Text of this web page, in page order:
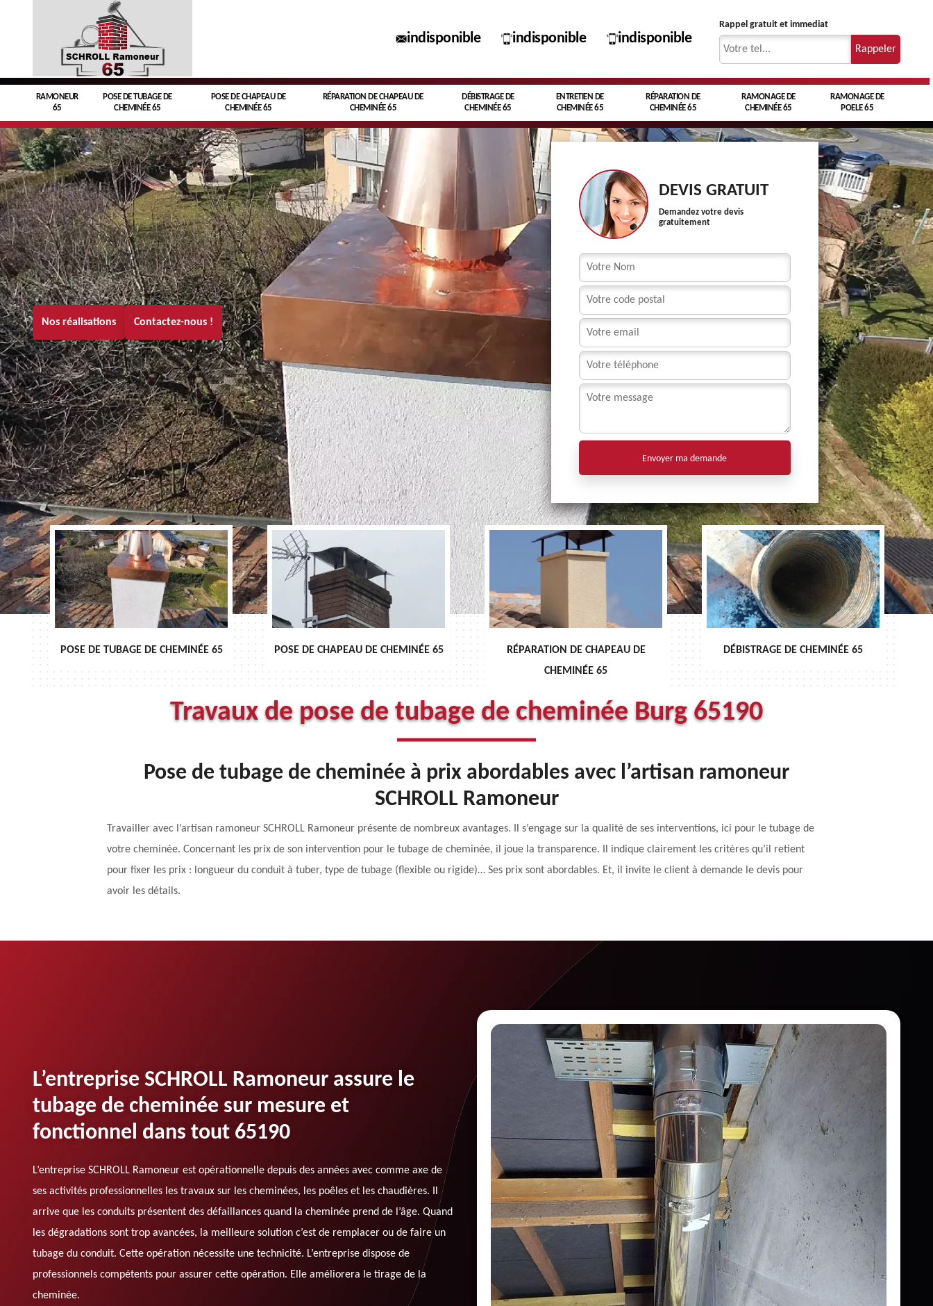
indisponible indisponible indisponible
Rappel gratuit et immediat
RAMONEUR
65
POSE DE TUBAGE DE
CHEMINÉE 65
POSE DE CHAPEAU DE
CHEMINÉE 65
RÉPARATION DE CHAPEAU DE
CHEMINÉE 65
DÉBISTRAGE DE
CHEMINÉE 65
ENTRETIEN DE
CHEMINÉE 65
RÉPARATION DE
CHEMINÉE 65
RAMONAGE DE
CHEMINÉE 65
RAMONAGE DE
POELE 65
Nos réalisations Contactez-nous !
DEVIS GRATUIT
Demandez votre devis
gratuitement
POSE DE TUBAGE DE CHEMINÉE 65 POSE DE CHAPEAU DE CHEMINÉE 65
RÉPARATION DE CHAPEAU DE
CHEMINÉE 65
DÉBISTRAGE DE CHEMINÉE 65
Travaux de pose de tubage de cheminée Burg 65190
Pose de tubage de cheminée à prix abordables avec l’artisan ramoneur
SCHROLL Ramoneur
Travailler avec l’artisan ramoneur SCHROLL Ramoneur présente de nombreux avantages. Il s’engage sur la qualité de ses interventions, ici pour le tubage de
votre cheminée. Concernant les prix de son intervention pour le tubage de cheminée, il joue la transparence. Il indique clairement les critères qu’il retient
pour fixer les prix : longueur du conduit à tuber, type de tubage (flexible ou rigide)… Ses prix sont abordables. Et, il invite le client à demande le devis pour
avoir les détails.
L’entreprise SCHROLL Ramoneur assure le
tubage de cheminée sur mesure et
fonctionnel dans tout 65190
L’entreprise SCHROLL Ramoneur est opérationnelle depuis des années avec comme axe de
ses activités professionnelles les travaux sur les cheminées, les poêles et les chaudières. Il
arrive que les conduits présentent des défaillances quand la cheminée prend de l’âge. Quand
les dégradations sont trop avancées, la meilleure solution c’est de remplacer ou de faire un
tubage du conduit. Cette opération nécessite une technicité. L’entreprise dispose de
professionnels compétents pour assurer cette opération. Elle améliorera le tirage de la
cheminée.